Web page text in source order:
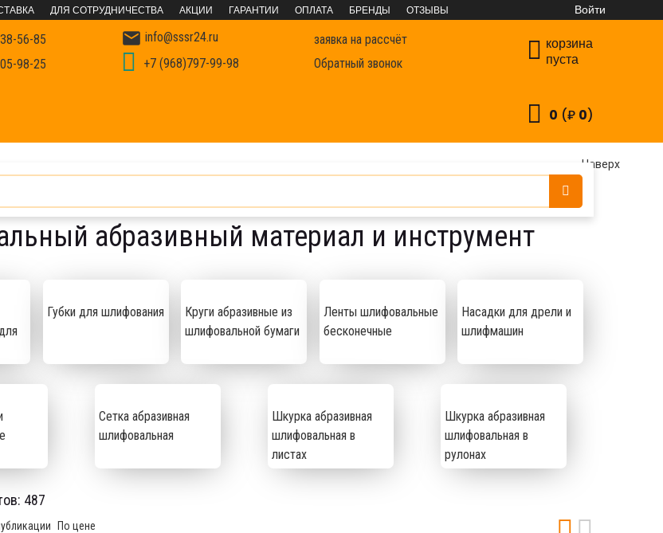
ДЛЯ СОТРУДНИЧЕСТВА АКЦИИ ГАРАНТИИ ОПЛАТА БРЕНДЫ ОТЗЫВЫ Войти
корзина
пуста
0 (₽ 0)
56-85
98-25
 info@sssr24.ru
+7 (968)797-99-98
заявка на рассчёт
Обратный звонок
абразивный материал и инструмент
Губки для шлифования
Круги абразивные из
шлифовальной бумаги
Ленты шлифовальные
бесконечные
Насадки для дрели и
шлифмашин
Сетка абразивная
шлифовальная
Шкурка абразивная
шлифовальная в
листах
Шкурка абразивная
шлифовальная в
рулонах
487
По цене
Наверх